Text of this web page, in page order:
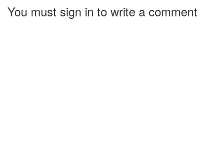
You must sign in to write a comment